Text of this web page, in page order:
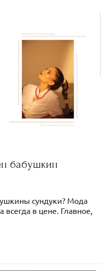
бабушкин
сундуки? Мода
в цене. Главное,